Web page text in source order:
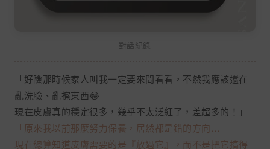
對話紀錄
「好險那時候家人叫我一定要來問看看，不然我應該還在
亂洗臉、亂擦東西😂
現在皮膚真的穩定很多，幾乎不太泛紅了，差超多的！」
「原來我以前那麼努力保養，居然都是錯的方向…
現在總算知道皮膚需要的是『放過它』，而不是把它搞得